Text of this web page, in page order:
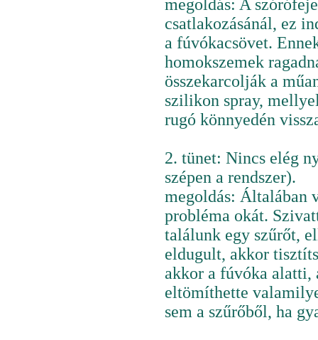
megoldás: A
csatlakozásánál, ez
a fúvókacsövet.
homokszemek
összekarcolják a
szilikon spray,
rugó könnyedén
2. tünet: Nincs elég
szépen a rendszer).
megoldás: Általában
probléma okát.
találunk egy szűrőt,
eldugult, akkor
akkor a fúvóka alatti,
eltömíthette
sem a szűrőből, ha